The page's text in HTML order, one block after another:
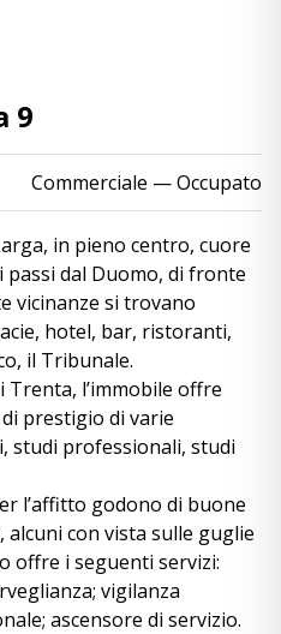
9
Commerciale — Occupato
in pieno centro, cuore
dal Duomo, di fronte
vicinanze si trovano
hotel, bar, ristoranti,
il Tribunale.
Trenta, l’immobile offre
prestigio di varie
studi professionali, studi
l’affitto godono di buone
con vista sulle guglie
offre i seguenti servizi:
vigilanza
ascensore di servizio.